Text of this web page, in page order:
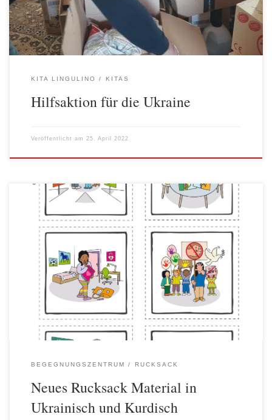
in der Kita abgegeben. […]
KITA LINGULINO KITAS
Hilfsaktion für die Ukraine
Veröffentlicht am 25. April 2022
Das Rucksack Material umfasst 12 Themen (wie „Der Körper“,
„Die Bewegung“, „Essen und Trinken“, „Medienerziehung“) in
Albanisch, Arabisch, Bulgarisch, Deutsch, Englisch, Farsi,
Französisch, Griechisch, Italienisch, Kroatisch, Polnisch, Russisch,
Serbisch, Spanisch, Tschetschenisch und Türkisch. Aktuell wird
das Rucksack Material auch ins Kurdische übersetzt, erste Themen
liegen uns bereits in Kurdisch vor. […]
BEGEGNUNGSZENTRUM RUCKSACK
Neues Rucksack Material in
Ukrainisch und Kurdisch